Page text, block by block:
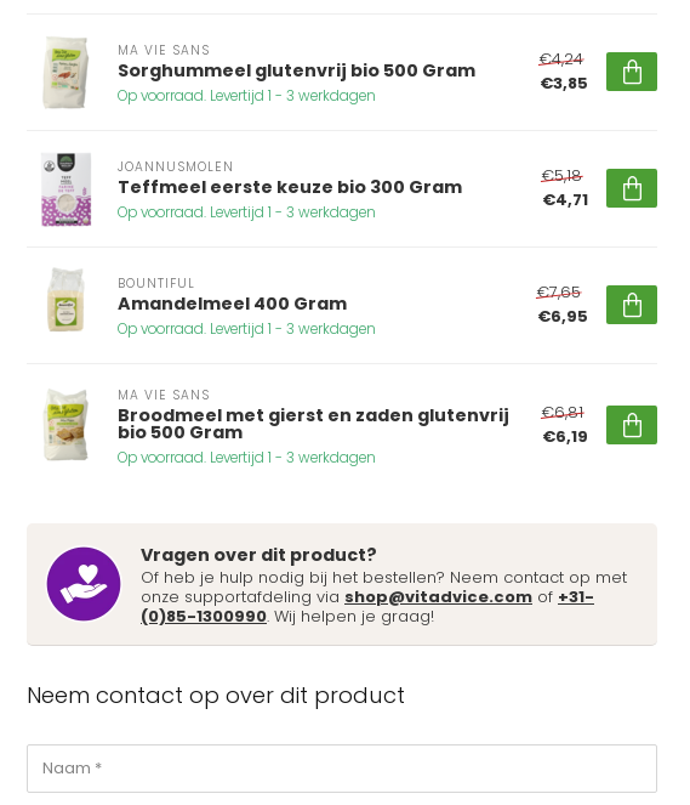
MA VIE SANS
Sorghummeel glutenvrij bio 500 Gram
Op voorraad. Levertijd 1 - 3 werkdagen
€4,24
€3,85
JOANNUSMOLEN
Teffmeel eerste keuze bio 300 Gram
Op voorraad. Levertijd 1 - 3 werkdagen
€5,18
€4,71
BOUNTIFUL
Amandelmeel 400 Gram
Op voorraad. Levertijd 1 - 3 werkdagen
€7,65
€6,95
MA VIE SANS
Broodmeel met gierst en zaden glutenvrij
bio 500 Gram
Op voorraad. Levertijd 1 - 3 werkdagen
€6,81
€6,19
Vragen over dit product?
Of heb je hulp nodig bij het bestellen? Neem contact op met
onze supportafdeling via shop@vitadvice.com of +31-
(0)85-1300990. Wij helpen je graag!
Neem contact op over dit product